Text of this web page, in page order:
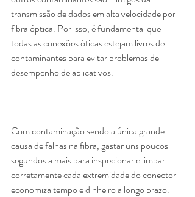
transmissão de dados em alta velocidade por
fibra óptica. Por isso, é fundamental que
todas as conexões óticas estejam livres de
contaminantes para evitar problemas de
desempenho de aplicativos.
Com contaminação sendo a única grande
causa de falhas na fibra, gastar uns poucos
segundos a mais para inspecionar e limpar
corretamente cada extremidade do conector
economiza tempo e dinheiro a longo prazo.